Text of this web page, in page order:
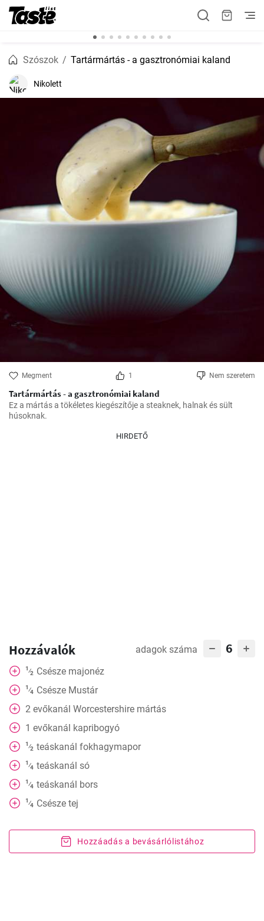
Szószok Tartármártás - a gasztronómiai kaland
Nikolett
Megment 1 Nem szeretem
Tartármártás - a gasztronómiai kaland
Ez a mártás a tökéletes kiegészítője a steaknek, halnak és sült
húsoknak.
HIRDETŐ
Hozzávalók adagok száma 6
1⁄2 Csésze majonéz
1⁄4 Csésze Mustár
2 evőkanál Worcestershire mártás
1 evőkanál kapribogyó
1⁄2 teáskanál fokhagymapor
1⁄4 teáskanál só
1⁄4 teáskanál bors
1⁄4 Csésze tej
Hozzáadás a bevásárlólistához